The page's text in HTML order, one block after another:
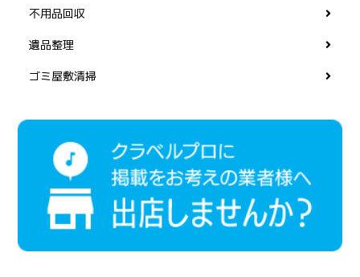
不用品回収
遺品整理
ゴミ屋敷清掃